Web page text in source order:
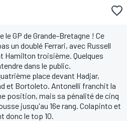
le GP de Grande-Bretagne ! Ce
un doublé Ferrari, avec Russell
Hamilton troisième. Quelques
dans le public.
place devant Hadjar,
et Bortoleto. Antonelli franchit la
position, mais sa pénalité de cinq
jusqu'au 16e rang. Colapinto et
donc le top 10.